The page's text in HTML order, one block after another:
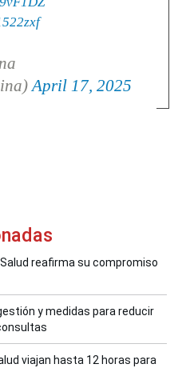
April 17, 2025
reafirma su compromiso
y medidas para reducir
viajan hasta 12 horas para